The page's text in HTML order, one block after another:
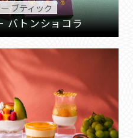
ブティック
バトンショコラ